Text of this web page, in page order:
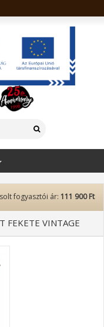
fogyasztói ár: 111 900 Ft
FEKETE VINTAGE